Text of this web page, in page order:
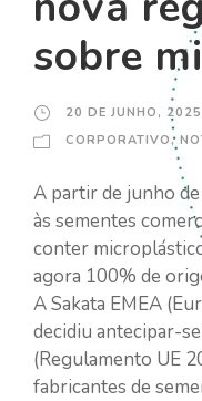
sobre
20 DE JUNHO, 2025
CORPORATIVO ,
A partir de junho
às sementes
conter
agora 100% de
A Sakata EMEA
decidiu antecipar-
(Regulamento UE
fabricantes de